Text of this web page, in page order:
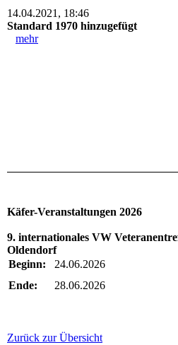
14.04.2021, 18:46
Standard 1970 hinzugefügt
mehr
Käfer-Veranstaltungen 2026
9. internationales VW
Oldendorf
Beginn:
24.06.2026
Ende:
28.06.2026
Zurück zur Übersicht